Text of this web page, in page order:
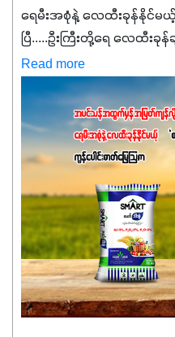
ရေမီးအစုံနဲ့ လေထီးခုန်နိုင်မ
ပြီ.....ဦးကြီးတို့ရေ ‌လေထီး
သေးရင်တော့ ဒီစာလေးကို
အပင်တိုင်းအတွက် အဓိကအာဟ
အက်စစ်တို့ အချိုးကျ ပေါင်း
ဓာတ်မြေဩဇာဖြစ်ပါတယ်။
ကတော့ နိုက်ထရိုဂျင် 19%
မှုကို အားပေးကာ သီးနှံပင်မျ
ပြီး အစာချက်လုပ်မှုအားကေ
ကြီးထွားမှုကို တိုးမြင့်စေကာ
သင့်တော်တဲ့ Phosphorus
ဖွဲ့စည်းတည်ဆောက်မှုကို ပို၍သ
တယ်။ ဒါ့အပြင် ပန်းပွင့်ခြင်း
လုပ်ငန်းစဉ်များကိုလည်း အ
Read more